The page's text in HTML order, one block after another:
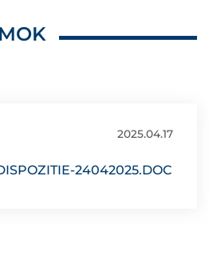
2025.04.17
24042025.DOC